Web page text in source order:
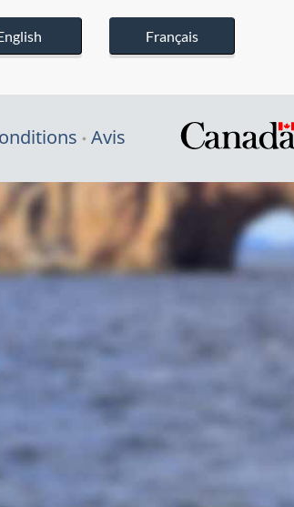
Français
Avis